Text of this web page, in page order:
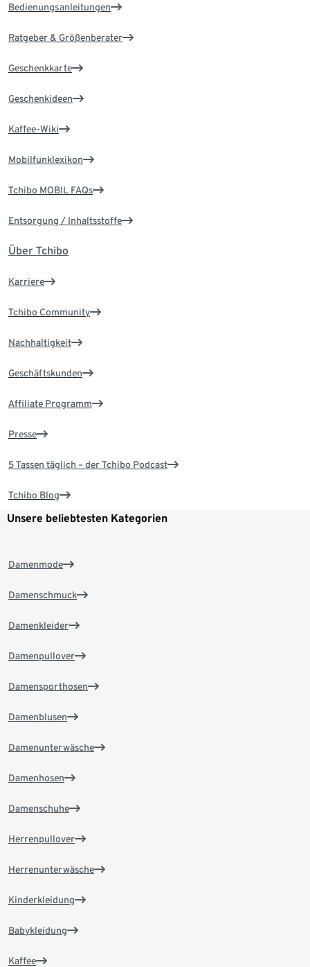
Bedienungsanleitungen
Ratgeber & Größenberater
Geschenkkarte
Geschenkideen
Kaffee-Wiki
Mobilfunklexikon
Tchibo MOBIL FAQs
Entsorgung / Inhaltsstoffe
Über Tchibo
Karriere
Tchibo Community
Nachhaltigkeit
Geschäftskunden
Affiliate Programm
Presse
5 Tassen täglich – der Tchibo Podcast
Tchibo Blog
Unsere beliebtesten Kategorien
Damenmode
Damenschmuck
Damenkleider
Damenpullover
Damensporthosen
Damenblusen
Damenunterwäsche
Damenhosen
Damenschuhe
Herrenpullover
Herrenunterwäsche
Kinderkleidung
Babykleidung
Kaffee